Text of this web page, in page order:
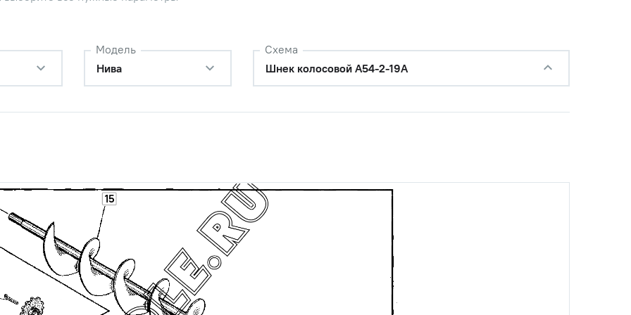
Модель
Нива
Схема
Шнек колосовой А54-2-19А
15
1 379 руб.
1680205 (25х62х18/31)
консультанту
1680205 (25х62х18/31)
Наличие
Обратитесь к
консультанту
1680205 (25х62х18/31)
Наличие
Обратитесь к
консультанту